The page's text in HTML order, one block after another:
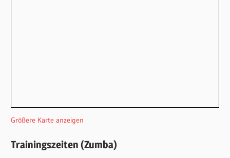
Größere Karte anzeigen
Trainingszeiten (Zumba)